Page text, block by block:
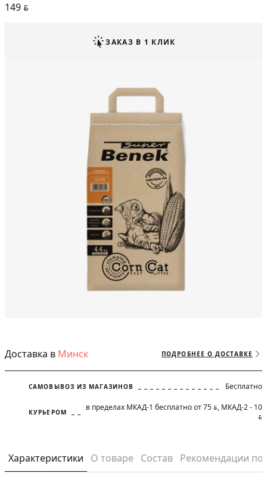
Доставка в Минск ПОДРОБНЕЕ О ДОСТАВКЕ
САМОВЫВОЗ ИЗ МАГАЗИНОВ Бесплатно
КУРЬЕРОМ в пределах МКАД-1 бесплатно от 75 BYN, МКАД-2 - 10
BYN
Характеристики О товаре Состав Рекомендации
149 BYN
ЗАКАЗ В 1 КЛИК